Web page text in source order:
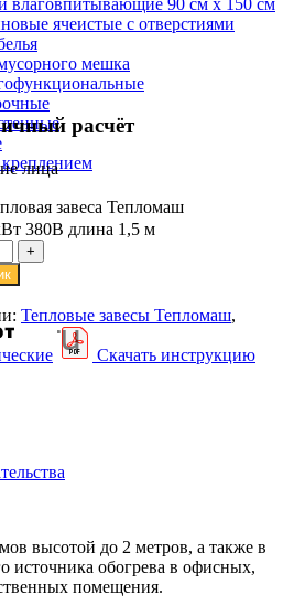
влаговпитывающие 90 см х 150 см
ячеистые с отверстиями
мешка
расчёт
лица
завеса Тепломаш
380В длина 1,5 м
Тепловые завесы Тепломаш,
Скачать инструкцию
высотой до 2 метров, а также в
источника обогрева в офисных,
помещения.